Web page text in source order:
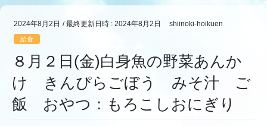
2024年8月2日 / 最終更新日時 : 2024年8月2日 shiinoki-hoikuen
給食
８月２日(金)白身魚の野菜あんか
け きんぴらごぼう みそ汁 ご
飯 おやつ：もろこしおにぎり